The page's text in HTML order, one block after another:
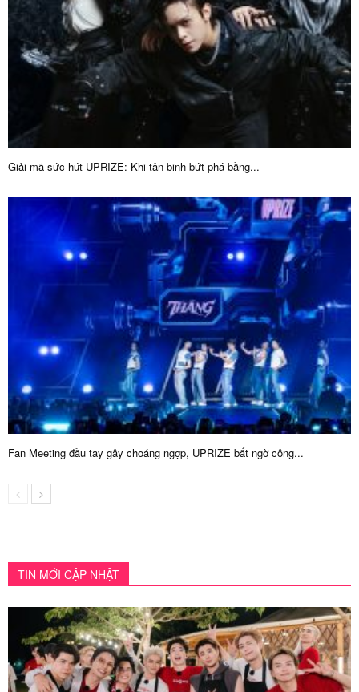
Giải mã sức hút UPRIZE: Khi tân binh bứt phá bằng...
Fan Meeting đầu tay gây choáng ngợp, UPRIZE bất ngờ công...
TIN MỚI CẬP NHẬT